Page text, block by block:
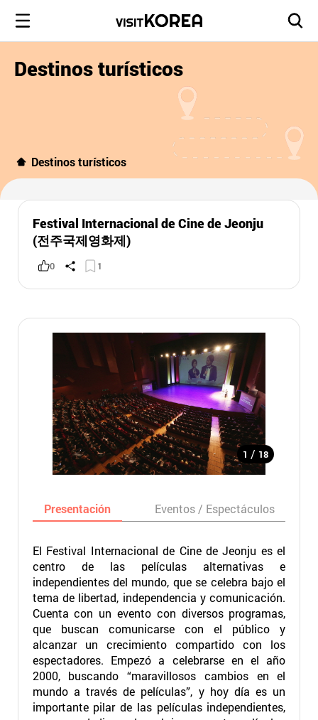
Destinos turísticos
Destinos turísticos
Festival Internacional de Cine de Jeonju
(전주국제영화제)
0 1
1 / 18
Presentación Eventos / Espectáculos
El Festival Internacional de Cine de Jeonju es el
centro de las películas alternativas e
independientes del mundo, que se celebra bajo el
tema de libertad, independencia y comunicación.
Cuenta con un evento con diversos programas,
que buscan comunicarse con el público y
alcanzar un crecimiento compartido con los
espectadores. Empezó a celebrarse en el año
2000, buscando “maravillosos cambios en el
mundo a través de películas”, y hoy día es un
importante pilar de las películas independientes,